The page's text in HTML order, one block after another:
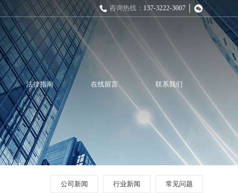
咨询热线： 137-3222-3007
法律指南 在线留言 联系我们
公司新闻 行业新闻 常见问题